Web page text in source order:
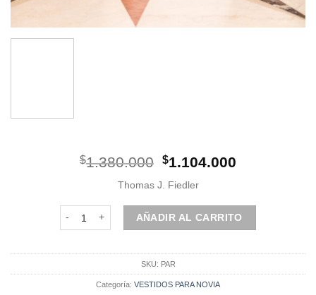
$1.380.000 El
original
era:
$1.380.000.
$1.104.000
es:
$1.104.000.
Thomas J. Fiedler
Vestido de novia - Paris cantidad
AÑADIR AL CARRITO
SKU: PAR
Categoría: VESTIDOS PARA NOVIA